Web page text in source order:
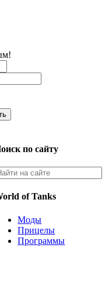
по сайту
of Tanks
Моды
Прицелы
Программы